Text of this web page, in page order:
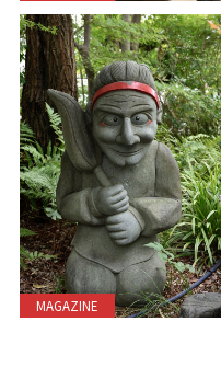
MAGAZINE